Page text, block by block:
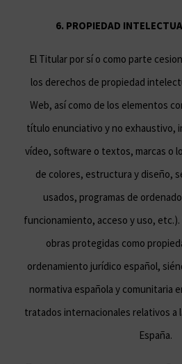
6. PROPIEDAD
El Titular por sí o como parte
los derechos de propiedad
Web, así como de los elementos
título enunciativo y no exhaustivo,
vídeo, software o textos, marcas o
de colores, estructura y diseño,
usados, programas de
funcionamiento, acceso y uso,
obras protegidas como
ordenamiento jurídico español,
normativa española y comunitaria
tratados internacionales relativos a
España.